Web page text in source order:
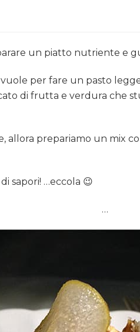
un piatto nutriente e
per fare un pasto
di frutta e verdura che
prepariamo un mix
sapori! …eccola 😉
…